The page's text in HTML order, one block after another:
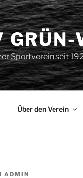
GRÜN-
Sportverein seit
Über den Verein
ADMIN